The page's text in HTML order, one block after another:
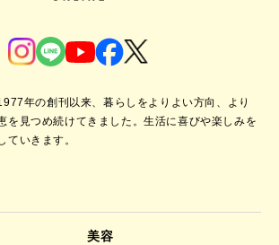
年の創刊以来、暮らしをよりよい方向、より
を見つめ続けてきました。生活に喜びや楽しみを
ていきます。
美容